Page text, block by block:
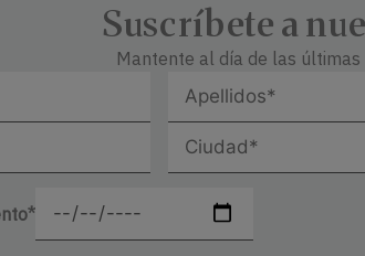
Suscríbete a
Mantente al día de las